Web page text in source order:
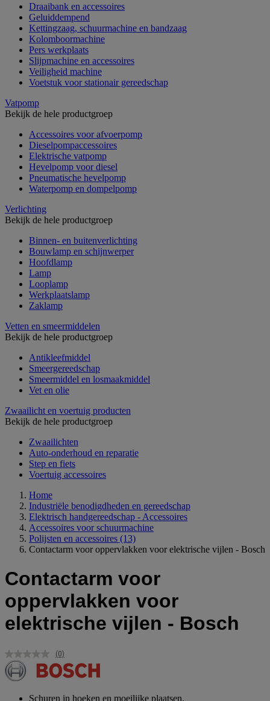
Draaibank en accessoires
Geluiddempend
Kettingzaag, schuurmachine en bandzaag
Kolomboormachine
Pers werkplaats
Slijpmachine en accessoires
Veiligheid machine
Voetstuk voor stationair gereedschap
Vatpomp
Bekijk de hele productgroep
Accessoires voor afvoerpomp
Dieselpompaccessoires
Elektrische vatpomp
Hevelpomp voor diesel
Pneumatische hevelpomp
Waterpomp en dompelpomp
Verlichting
Bekijk de hele productgroep
Binnen- en buitenverlichting
Bouwlamp en schijnwerper
Hoofdlamp
Lamp
Looplamp
Werkplaatslamp
Zaklamp
Vetten en smeermiddelen
Bekijk de hele productgroep
Antikleefmiddel
Smeergereedschap
Smeermiddel en losmaakmiddel
Vet en olie
Zwaailicht en voertuig producten
Bekijk de hele productgroep
Zwaailichten
Auto-onderhoud en reparatie
Step en fiets
Voertuig accessoires
Home
Industriële benodigdheden en gereedschap
Elektrisch handgereedschap - Accessoires
Accessoires voor schuurmachine
Polijsten en accessoires (13)
Contactarm voor oppervlakken voor elektrische vijlen - Bosch
Contactarm voor
oppervlakken voor
elektrische vijlen - Bosch
Geen
scorewaarde.
Dezelfde
(0)
Schuren in hoeken en moeilijke plaatsen.